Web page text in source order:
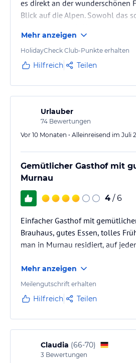
es direkt an der wunderschönen
Blick auf die Alpen. Sowohl das
ein.
Mehr anzeigen
HolidayCheck Club-Punkte erhalten
Hilfreich Teilen
Urlauber
74 Bewertungen
Vor 10 Monaten • Alleinreisend im Juli
Gemütlicher Gasthof mit
Murnau
4 / 6
Einfacher Gasthof mit
Brauhaus, gutes Essen, tolles
man in Murnau residiert, auf
Mehr anzeigen
Meilengutschrift erhalten
Hilfreich Teilen
Claudia (66-70)
3 Bewertungen